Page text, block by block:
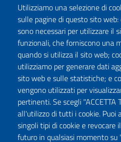
Utilizziamo una selezione di
sulle pagine di questo sito
sono necessari per utilizzare il
funzionali, che forniscono una
quando si utilizza il sito web;
utilizziamo per generare dati
sito web e sulle statistiche; e
vengono utilizzati per
pertinenti. Se scegli "ACCETTA
all'utilizzo di tutti i cookie. Puoi
singoli tipi di cookie e revocare
futuro in qualsiasi momento su
Consulenza appalti Avv. Ponti
Consulenza legale Avv. Nicolini
Servizio informazione e
Registrazione soci
Footer last
www.aselsardegna.it|
Stato dei servizi